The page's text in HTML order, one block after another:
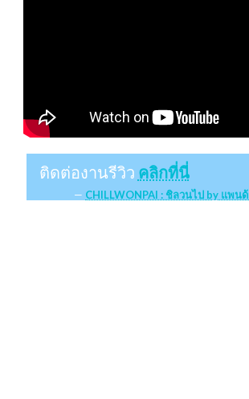
ติดต่องานรีวิว คลิกที่นี่
CHILLWONPAI : ชิลวนไป by แพน